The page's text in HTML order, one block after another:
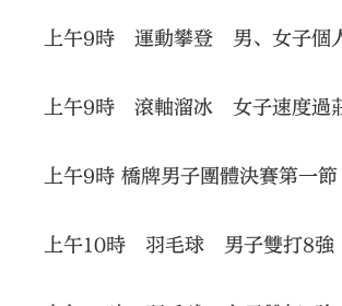
上午9時 運動攀登 男、女子個
上午9時 滾軸溜冰 女子速度過
上午9時 橋牌男子團體決賽第一
上午10時 羽毛球 男子雙打8